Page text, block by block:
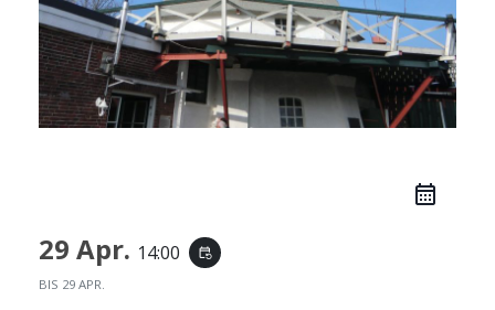
29 Apr. 14:00 event_repeat
BIS 29 APR.